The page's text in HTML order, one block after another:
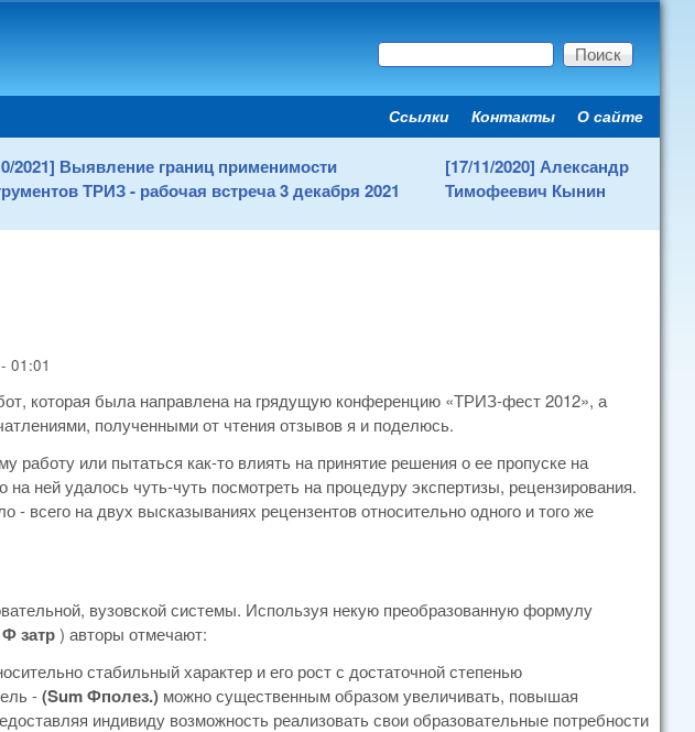
Форма поиска
Поиск
Secondary menu
Ссылки Контакты О сайте
2021] Выявление границ применимости
ТРИЗ - рабочая встреча 3 декабря 2021
[17/11/2020] Александр
Тимофеевич Кынин
01:01
которая была направлена на грядущую конференцию «ТРИЗ-фест 2012», а
полученными от чтения отзывов я и поделюсь.
работу или пытаться как-то влиять на принятие решения о ее пропуске на
ней удалось чуть-чуть посмотреть на процедуру экспертизы, рецензирования.
всего на двух высказываниях рецензентов относительно одного и того же
вузовской системы. Используя некую преобразованную формулу
затр) авторы отмечают:
стабильный характер и его рост с достаточной степенью
-(SumФполез.) можно существенным образом увеличивать, повышая
индивиду возможность реализовать свои образовательные потребности